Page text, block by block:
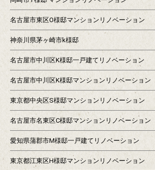
名古屋市東区O様邸マンションリノベーション
神奈川県茅ヶ崎市k様邸
名古屋市中川区K様邸一戸建てリノベーション
名古屋市中川区K様邸マンションリノベーション
東京都中央区S様邸マンションリノベーション
名古屋市名東区C様邸マンションリノベーション
愛知県蒲郡市M様邸一戸建てリノベーション
東京都江東区H様邸マンションリノベーション